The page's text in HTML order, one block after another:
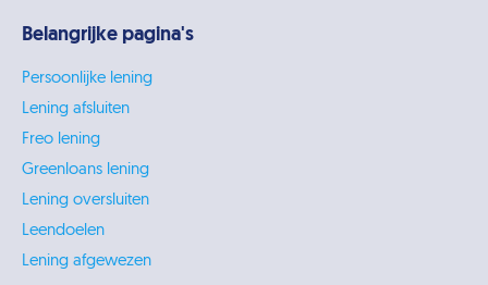
Belangrijke pagina's
Persoonlijke lening
Lening afsluiten
Freo lening
Greenloans lening
Lening oversluiten
Leendoelen
Lening afgewezen